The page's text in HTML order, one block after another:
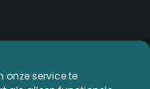
onze service te